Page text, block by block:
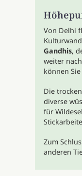
Von Delhi
Gandhis,
weiter nach
können
Die
diverse
für
Zum
anderen